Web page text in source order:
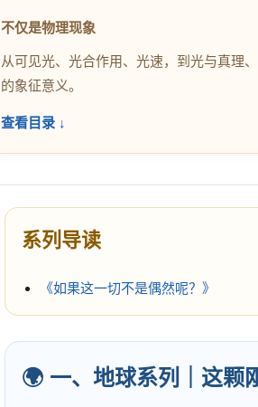
不仅是物理现象
从可见光、光合作用、光速，到光与真理
的象征意义。
查看目录 ↓
系列导读
《如果这一切不是偶然呢？》
🌍 一、地球系列｜这颗